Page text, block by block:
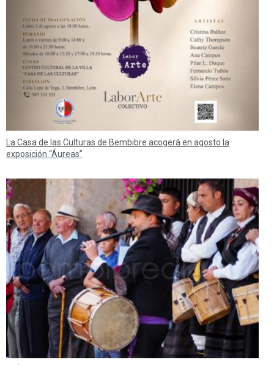
La Casa de las Culturas de Bembibre acogerá en agosto la
exposición “Áureas”